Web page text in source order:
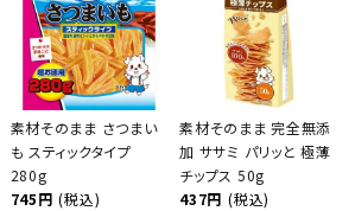
素材そのまま さつまい
も スティックタイプ
280g
745円 (税込)
素材そのまま 完全無添
加 ササミ パリッと 極薄
チップス 50g
437円 (税込)